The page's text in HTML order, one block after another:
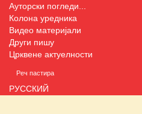
Ауторски погледи...
Колона уредника
Видео материјали
Други пишу
Црквене актуелности
Реч пастира
РУССКИЙ